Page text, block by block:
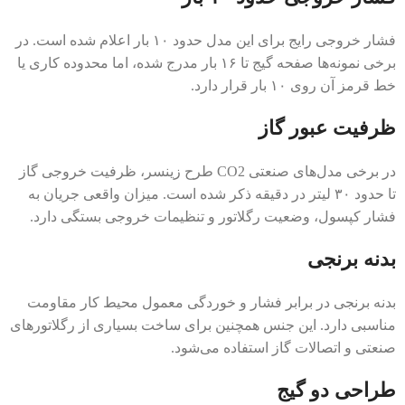
فشار خروجی رایج برای این مدل حدود ۱۰ بار اعلام شده است. در
برخی نمونه‌ها صفحه گیج تا ۱۶ بار مدرج شده، اما محدوده کاری یا
خط قرمز آن روی ۱۰ بار قرار دارد.
ظرفیت عبور گاز
در برخی مدل‌های صنعتی CO2 طرح زینسر، ظرفیت خروجی گاز
تا حدود ۳۰ لیتر در دقیقه ذکر شده است. میزان واقعی جریان به
فشار کپسول، وضعیت رگلاتور و تنظیمات خروجی بستگی دارد.
بدنه برنجی
بدنه برنجی در برابر فشار و خوردگی معمول محیط کار مقاومت
مناسبی دارد. این جنس همچنین برای ساخت بسیاری از رگلاتورهای
صنعتی و اتصالات گاز استفاده می‌شود.
طراحی دو گیج